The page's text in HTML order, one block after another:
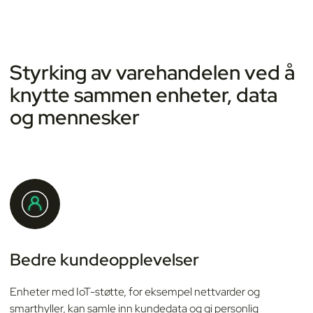
Styrking av varehandelen ved å
knytte sammen enheter, data
og mennesker
Bedre kundeopplevelser
Enheter med IoT-støtte, for eksempel nettvarder og
smarthyller, kan samle inn kundedata og gi personlig